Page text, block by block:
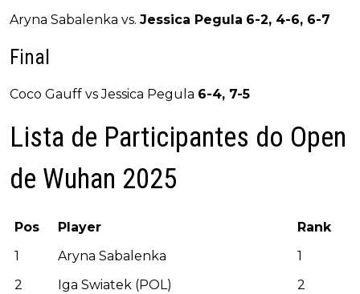
Aryna Sabalenka vs. Jessica Pegula 6-2, 4-6, 6-7
Final
Coco Gauff vs Jessica Pegula 6-4, 7-5
Lista de Participantes do Open
de Wuhan 2025
Pos Player
Rank
1
Aryna Sabalenka
1
2
Iga Swiatek (POL)
2